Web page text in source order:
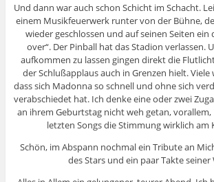
Und dann war auch schon Schicht im Schacht.
einem Musikfeuerwerk runter von der Bühne,
wieder geschlossen und auf seinen Seiten ein
over“. Der Pinball hat das Stadion verlassen.
aufkommen zu lassen gingen direkt die
der Schlußapplaus auch in Grenzen hielt.
dass sich Madonna so schnell und ohne sich
verabschiedet hat. Ich denke eine oder zwei
an ihrem Geburtstag nicht weh getan,
letzten Songs die Stimmung wirklich am
Schön, im Abspann nochmal ein Tribute an
des Stars und ein paar Takte seiner